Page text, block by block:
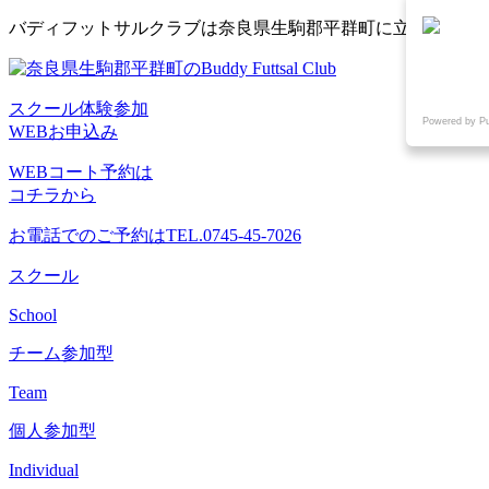
コ
テ
ツ
へ
ス
キ
プ
バディフットサルクラブは奈良県生駒郡平群町に立地するフ
スクール体験参加
WEBお申込み
WEBコート予約は
コチラから
お電話でのご予約はTEL.0745-45-7026
スクール
School
チーム参加型
Team
個人参加型
Individual
Powered by